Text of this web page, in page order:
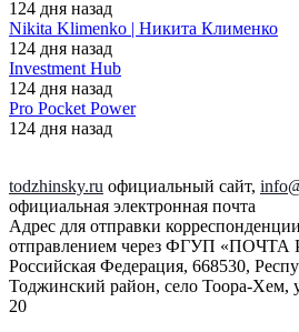
124 дня назад
Nikita Klimenko | Никита Клименко
124 дня назад
Investment Hub
124 дня назад
Pro Pocket Power
124 дня назад
todzhinsky.ru официальный сайт,
официальная электронная почта
Адрес для отправки
отправлением через ФГУП
Российская Федерация, 668530,
Тоджинский район, село Тоора-Хем,
20